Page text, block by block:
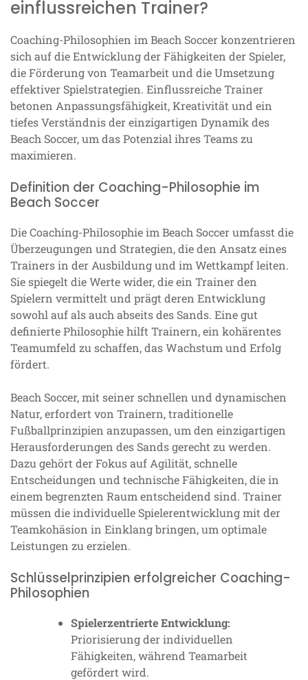
einflussreichen Trainer?
Coaching-Philosophien im Beach Soccer konzentrieren
sich auf die Entwicklung der Fähigkeiten der Spieler,
die Förderung von Teamarbeit und die Umsetzung
effektiver Spielstrategien. Einflussreiche Trainer
betonen Anpassungsfähigkeit, Kreativität und ein
tiefes Verständnis der einzigartigen Dynamik des
Beach Soccer, um das Potenzial ihres Teams zu
maximieren.
Definition der Coaching-Philosophie im
Beach Soccer
Die Coaching-Philosophie im Beach Soccer umfasst die
Überzeugungen und Strategien, die den Ansatz eines
Trainers in der Ausbildung und im Wettkampf leiten.
Sie spiegelt die Werte wider, die ein Trainer den
Spielern vermittelt und prägt deren Entwicklung
sowohl auf als auch abseits des Sands. Eine gut
definierte Philosophie hilft Trainern, ein kohärentes
Teamumfeld zu schaffen, das Wachstum und Erfolg
fördert.
Beach Soccer, mit seiner schnellen und dynamischen
Natur, erfordert von Trainern, traditionelle
Fußballprinzipien anzupassen, um den einzigartigen
Herausforderungen des Sands gerecht zu werden.
Dazu gehört der Fokus auf Agilität, schnelle
Entscheidungen und technische Fähigkeiten, die in
einem begrenzten Raum entscheidend sind. Trainer
müssen die individuelle Spielerentwicklung mit der
Teamkohäsion in Einklang bringen, um optimale
Leistungen zu erzielen.
Schlüsselprinzipien erfolgreicher Coaching-
Philosophien
Spielerzentrierte Entwicklung:
Priorisierung der individuellen
Fähigkeiten, während Teamarbeit
gefördert wird.